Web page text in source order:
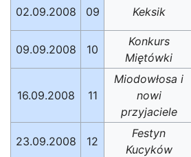
02.09.2008 09 Keksik
09.09.2008 10
Konkurs
Miętówki
16.09.2008 11
Miodowłosa i
nowi
przyjaciele
23.09.2008 12
Festyn
Kucyków